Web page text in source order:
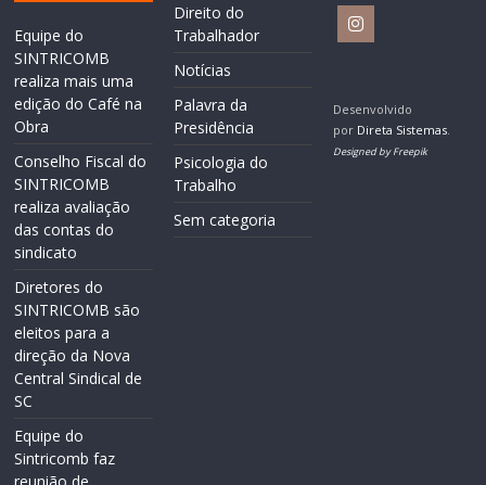
Equipe do
SINTRICOMB
realiza mais uma
edição do Café na
Obra
Conselho Fiscal do
SINTRICOMB
realiza avaliação
das contas do
sindicato
Diretores do
SINTRICOMB são
eleitos para a
direção da Nova
Central Sindical de
SC
Equipe do
Sintricomb faz
Direito do
Trabalhador
Notícias
Palavra da
Presidência
Psicologia do
Trabalho
Sem categoria
Desenvolvido
por Direta Sistemas.
Designed by Freepik